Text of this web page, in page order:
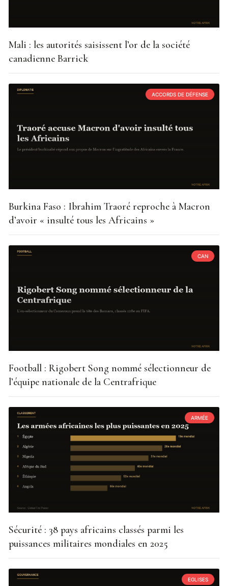
Mali : les autorités saisissent l’or de la société
canadienne Barrick
ACCORDS DE DÉFENSE
Burkina Faso : Ibrahim Traoré reproche à Macron
d’avoir « insulté tous les Africains »
CAN
Football : Rigobert Song nommé sélectionneur de
l’équipe nationale de la Centrafrique
ARMÉE
Sécurité : 38 pays africains classés parmi les
puissances militaires mondiales en 2025
EGLISES